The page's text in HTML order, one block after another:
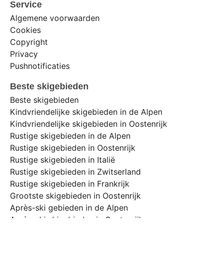
Service
Algemene voorwaarden
Cookies
Copyright
Privacy
Pushnotificaties
Beste skigebieden
Beste skigebieden
Kindvriendelijke skigebieden in de Alpen
Kindvriendelijke skigebieden in Oostenrijk
Rustige skigebieden in de Alpen
Rustige skigebieden in Oostenrijk
Rustige skigebieden in Italië
Rustige skigebieden in Zwitserland
Rustige skigebieden in Frankrijk
Grootste skigebieden in Oostenrijk
Après-ski gebieden in de Alpen
Après-ski skigebieden in Oostenrijk